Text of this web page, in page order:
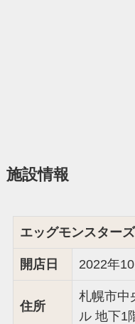
施設情報
エッグモンスターズ
開店日 2022年
住所
札幌市中
ル 地下1